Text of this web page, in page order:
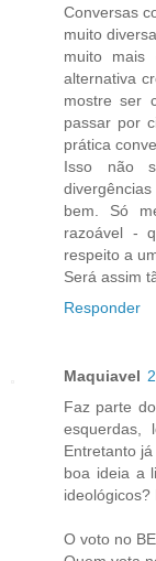
Conversas
muito
muito mais
alternativa
mostre ser
passar por
prática
Isso não
bem. Só
razoável -
respeito a
Será assim
Responder
Maquiavel
Faz parte
esquerdas,
Entretanto
boa ideia a
ideológicos?
O voto no